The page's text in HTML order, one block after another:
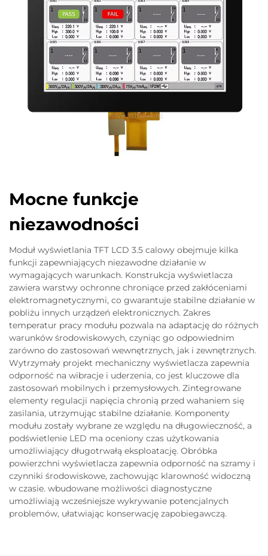
Mocne funkcje
niezawodności
Moduł wyświetlania TFT LCD 3.5 calowy obejmuje kilka
funkcji zapewniających niezawodne działanie w
wymagających warunkach. Konstrukcja wyświetlacza
zawiera warstwy ochronne chroniące przed zakłóceniami
elektromagnetycznymi, co gwarantuje stabilne działanie w
pobliżu innych urządzeń elektronicznych. Zakres
temperatur pracy modułu pozwala na adaptację do różnych
warunków środowiskowych, czyniąc go odpowiednim
zarówno do zastosowań wewnętrznych, jak i zewnętrznych.
Wytrzymały projekt mechaniczny wyświetlacza zapewnia
odporność na wibracje i uderzenia, co jest kluczowe dla
zastosowań mobilnych i przemysłowych. Zintegrowane
elementy regulacji napięcia chronią przed wahaniem się
zasilania, utrzymując stabilne działanie. Komponenty
modułu zostały wybrane ze względu na długowieczność, a
podświetlenie LED ma oceniony czas użytkowania
umożliwiający długotrwałą eksploatację. Obróbka
powierzchni wyświetlacza zapewnia odporność na szramy i
czynniki środowiskowe, zachowując klarowność widoczną
w czasie. wbudowane możliwości diagnostyczne
umożliwiają wcześniejsze wykrywanie potencjalnych
problemów, ułatwiając konserwację zapobiegawczą.